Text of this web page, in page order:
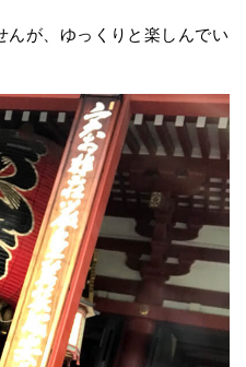
んが、ゆっくりと楽しんでい